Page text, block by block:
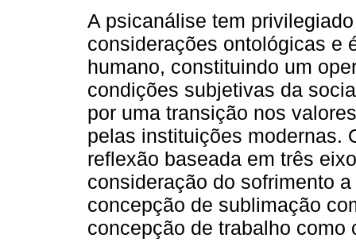
A psicanálise tem
considerações ontológicas e
humano, constituindo um
condições subjetivas da
por uma transição nos
pelas instituições modernas.
reflexão baseada em três
consideração do sofrimento
concepção de sublimação
concepção de trabalho